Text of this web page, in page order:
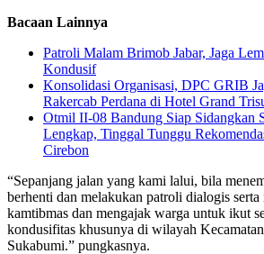
Bacaan Lainnya
Patroli Malam Brimob Jabar, Jaga
Kondusif
Konsolidasi Organisasi, DPC GRIB
Rakercab Perdana di Hotel Grand
Otmil II-08 Bandung Siap Sidangkan
Lengkap, Tinggal Tunggu
Cirebon
“Sepanjang jalan yang kami lalui, bila
berhenti dan melakukan patroli dialogis serta
kamtibmas dan mengajak warga untuk ikut
kondusifitas khusunya di wilayah
Sukabumi.” pungkasnya.